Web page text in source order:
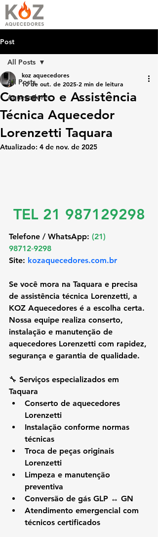
Post
All Posts
Aquecedores
All Posts
Conserto e Assistência
Técnica Aquecedor
Lorenzetti Taquara
koz aquecedores
10 de out. de 2025 2 min de leitura
Atualizado: 4 de nov. de 2025
TEL 21 987129298
Telefone / WhatsApp: (21)
98712‑9298
Site: kozaquecedores.com.br
Se você mora na Taquara e precisa
de assistência técnica Lorenzetti, a
KOZ Aquecedores é a escolha certa.
Nossa equipe realiza conserto,
instalação e manutenção de
aquecedores Lorenzetti com rapidez,
segurança e garantia de qualidade.
🔧 Serviços especializados em
Taquara
Conserto de aquecedores
Lorenzetti
Instalação conforme normas
técnicas
Troca de peças originais
Lorenzetti
Limpeza e manutenção
preventiva
Conversão de gás GLP ↔ GN
Atendimento emergencial com
técnicos certificados